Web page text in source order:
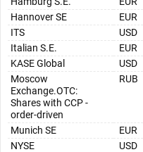
Hannover SE
EUR
ITS
USD
Italian S.E.
EUR
KASE Global
USD
Moscow
Exchange.OTC:
Shares with CCP -
order-driven
RUB
Munich SE EUR
NYSE
USD